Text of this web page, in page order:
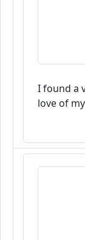
I found a
love of